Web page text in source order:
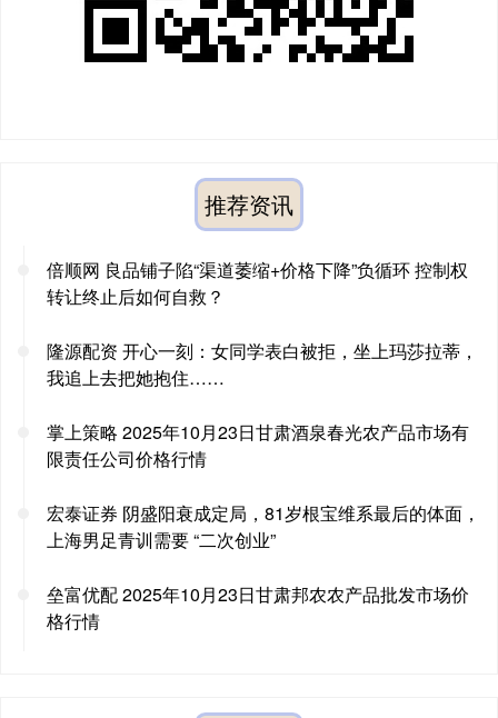
推荐资讯
倍顺网 良品铺子陷“渠道萎缩+价格下降”负循环 控制权
转让终止后如何自救？
隆源配资 开心一刻：女同学表白被拒，坐上玛莎拉蒂，
我追上去把她抱住……
掌上策略 2025年10月23日甘肃酒泉春光农产品市场有
限责任公司价格行情
宏泰证券 阴盛阳衰成定局，81岁根宝维系最后的体面，
上海男足青训需要 “二次创业”
垒富优配 2025年10月23日甘肃邦农农产品批发市场价
格行情